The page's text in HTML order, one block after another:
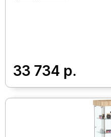
33 734 р.